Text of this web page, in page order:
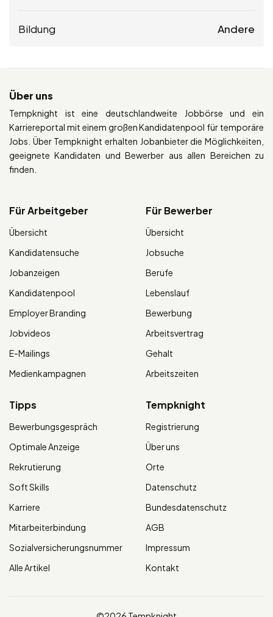
Bildung Andere
Über uns
Tempknight ist eine deutschlandweite Jobbörse und ein
Karriereportal mit einem großen Kandidatenpool für temporäre
Jobs. Über Tempknight erhalten Jobanbieter die Möglichkeiten,
geeignete Kandidaten und Bewerber aus allen Bereichen zu
finden.
Für Arbeitgeber
Übersicht
Kandidatensuche
Jobanzeigen
Kandidatenpool
Employer Branding
Jobvideos
E-Mailings
Medienkampagnen
Für Bewerber
Übersicht
Jobsuche
Berufe
Lebenslauf
Bewerbung
Arbeitsvertrag
Gehalt
Arbeitszeiten
Tipps
Bewerbungsgespräch
Optimale Anzeige
Rekrutierung
Soft Skills
Karriere
Mitarbeiterbindung
Sozialversicherungsnummer
Alle Artikel
Tempknight
Registrierung
Über uns
Orte
Datenschutz
Bundesdatenschutz
AGB
Impressum
Kontakt